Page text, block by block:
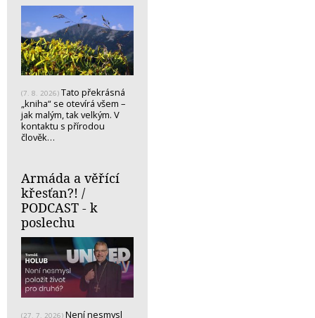
(7. 8. 2026) Tato překrásná
„kniha“ se otevírá všem –
jak malým, tak velkým. V
kontaktu s přírodou
člověk…
Armáda a věřící
křesťan?! /
PODCAST - k
poslechu
(27. 7. 2026) Není nesmysl